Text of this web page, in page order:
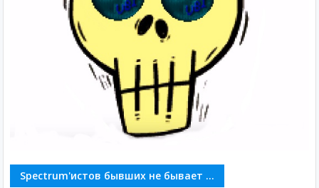
Spectrum'истов бывших не бывает ...